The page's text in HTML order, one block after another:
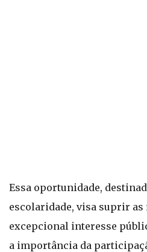
Essa oportunidade,
escolaridade, visa suprir as
excepcional interesse
a importância da